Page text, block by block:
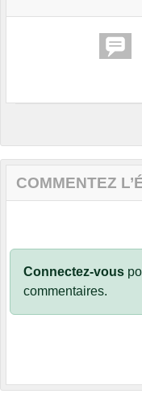
COMMENTEZ
Connectez-vous
commentaires.